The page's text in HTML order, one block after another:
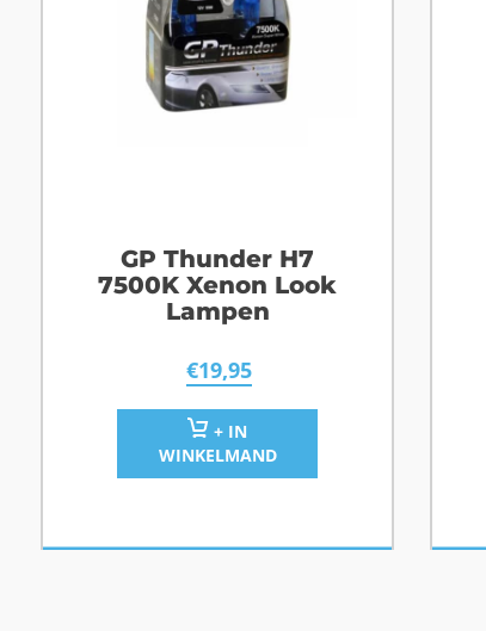
GP Thunder H7
7500K Xenon Look
Lampen
€19,95
+ IN
WINKELMAND